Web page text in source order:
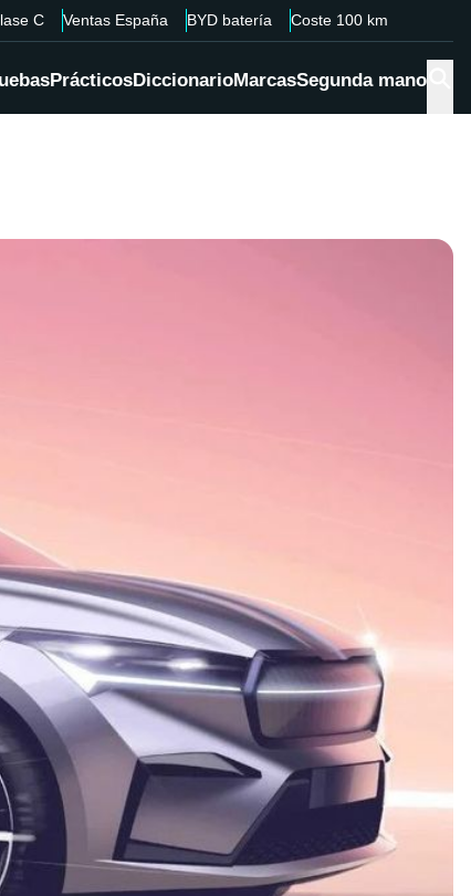
C Ventas España BYD batería Coste 100 km
PrácticosDiccionarioMarcasSegunda mano